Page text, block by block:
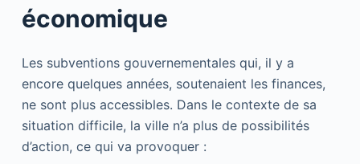
économique
Les subventions gouvernementales qui, il y a
encore quelques années, soutenaient les finances,
ne sont plus accessibles. Dans le contexte de sa
situation difficile, la ville n’a plus de possibilités
d’action, ce qui va provoquer :